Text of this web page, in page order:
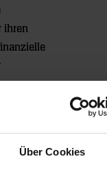
Über Cookies
ihren
Die
wir